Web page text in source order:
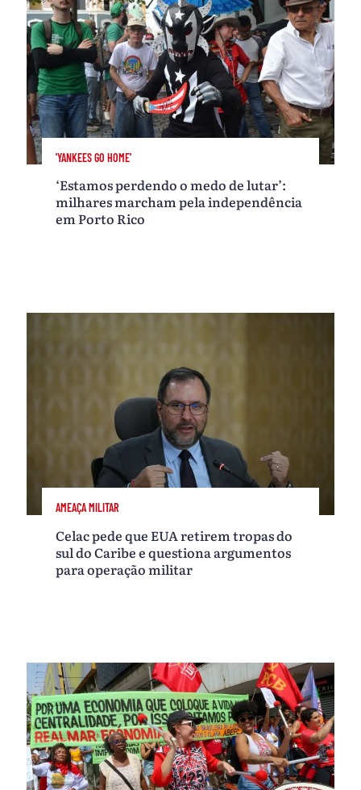
'YANKEES GO HOME'
‘Estamos perdendo o medo de lutar’:
milhares marcham pela independência
em Porto Rico
AMEAÇA MILITAR
Celac pede que EUA retirem tropas do
sul do Caribe e questiona argumentos
para operação militar